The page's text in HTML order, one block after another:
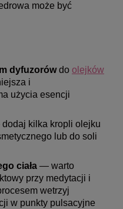
może być
dyfuzorówdo olejków
i
użycia esencji
kilka kropli olejku
lub do soli
ciała — warto
przy medytacji i
wetrzyj
w punkty pulsacyjne